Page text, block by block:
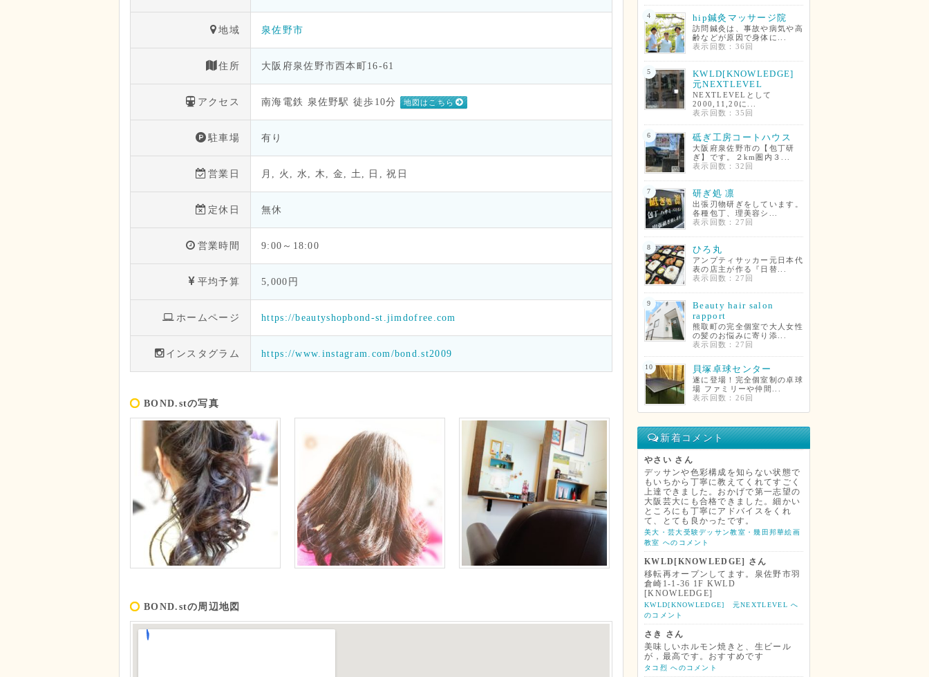
地域 泉佐野市
住所 大阪府泉佐野市西本町16-61
アクセス 南海電鉄 泉佐野駅 徒歩10分 地図はこちら
駐車場 有り
営業日 月, 火, 水, 木, 金, 土, 日, 祝日
定休日 無休
営業時間 9:00～18:00
平均予算 5,000円
ホームページ https://beautyshopbond-st.jimdofree.com
インスタグラム https://www.instagram.com/bond.st2009
BOND.stの写真
BOND.stの周辺地図
4 hip鍼灸マッサージ院
訪問鍼灸は、事故や病気や高
齢などが原因で身体に...
表示回数：36回
5
KWLD[KNOWLEDGE]
元NEXTLEVEL
NEXTLEVELとして
2000,11,20に...
表示回数：35回
6 砥ぎ工房コートハウス
大阪府泉佐野市の【包丁研
ぎ】です。２km圏内３...
表示回数：32回
7 研ぎ処 凛
出張刃物研ぎをしています。
各種包丁、理美容シ...
表示回数：27回
8 ひろ丸
アンプティサッカー元日本代
表の店主が作る『日替...
表示回数：27回
9
Beauty hair salon
rapport
熊取町の完全個室で大人女性
の髪のお悩みに寄り添...
表示回数：27回
10 貝塚卓球センター
遂に登場！完全個室制の卓球
場 ファミリーや仲間...
表示回数：26回
新着コメント
やさい さん
デッサンや色彩構成を知らない状態で
もいちから丁寧に教えてくれてすごく
上達できました。おかげで第一志望の
大阪芸大にも合格できました。細かい
ところにも丁寧にアドバイスをくれ
て、とても良かったです。
美大・芸大受験デッサン教室・幾田邦華絵画
教室 へのコメント
KWLD[KNOWLEDGE] さん
移転再オープンしてます。泉佐野市羽
倉崎1-1-36 1F KWLD
[KNOWLEDGE]
KWLD[KNOWLEDGE] 元NEXTLEVEL へ
のコメント
さき さん
美味しいホルモン焼きと、生ビール
が，最高です。おすすめです
タコ烈 へのコメント